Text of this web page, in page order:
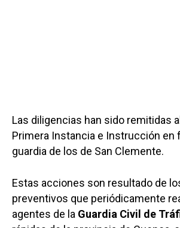
Las diligencias han sido remitidas
Primera Instancia e Instrucción en
guardia de los de San Clemente.
Estas acciones son resultado de
preventivos que periódicamente
agentes de la Guardia Civil de